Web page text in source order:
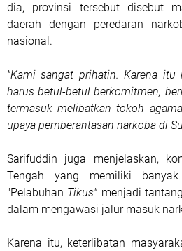
dia, provinsi tersebut disebut
daerah dengan peredaran
nasional.
"Kami sangat prihatin. Karena itu
harus betul-betul berkomitmen,
termasuk melibatkan tokoh
upaya pemberantasan narkoba di
Sarifuddin juga menjelaskan,
Tengah yang memiliki
"Pelabuhan Tikus" menjadi
dalam mengawasi jalur masuk
Karena itu, keterlibatan